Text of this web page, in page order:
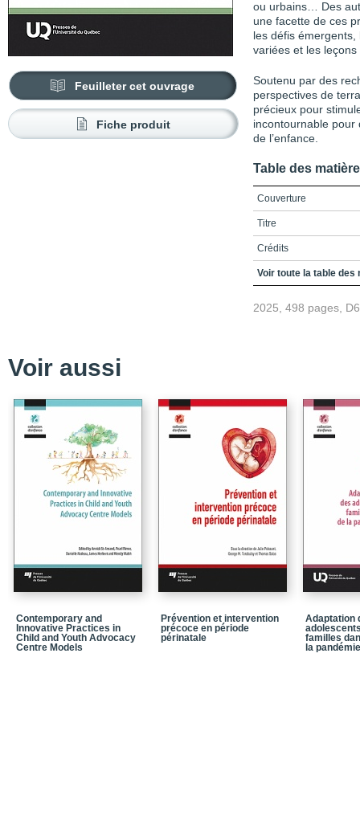
Feuilleter cet ouvrage
Fiche produit
ou urbains… Des
une facette de ces
les défis
variées et les
Soutenu par des
perspectives de
précieux pour
incontournable pour
de l’enfance.
Table des
Couverture
Titre
Crédits
Remerciements
Références
Partie I – État des lieux
Chapitre 1 – Centres
d’enquête auprès des
centre d’appui aux
Chapitre 3 – Soutenir
Chapitre 4 – De
conforme :
la collaboration
Partie 2 – Fournir des
sociales particulières
Voir toute la table des
2025, 498 pages,
Voir aussi
Contemporary and
Innovative Practices in
Child and Youth Advocacy
Centre Models
Prévention et intervention
précoce en période
périnatale
Adaptation
familles
la